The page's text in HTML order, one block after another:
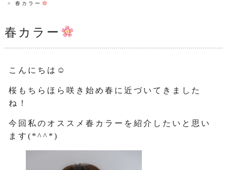
春カラー
春カラー
こんにちは☺
桜もちらほら咲き始め春に近づいてきました
ね！
今回私のオススメ春カラーを紹介したいと思い
ます(*^^*)